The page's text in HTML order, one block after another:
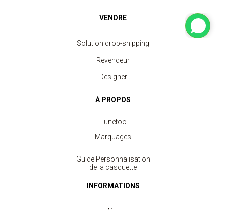
VENDRE
Solution drop-shipping
Revendeur
Designer
À PROPOS
Tunetoo
Marquages
Guide Personnalisation
de la casquette
INFORMATIONS